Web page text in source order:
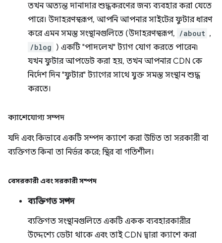
তখন অত্যন্ত দানাদার শুদ্ধকরণের জন্য ব্যবহার করা যেতে
পারে। উদাহরণস্বরূপ, আপনি আপনার সাইটের ফুটার ধারণ
করে এমন সমস্ত সংস্থানগুলিতে (উদাহরণস্বরূপ, /about ,
/blog ) একটি "পাদলেখ" ট্যাগ যোগ করতে পারেন৷
যখন ফুটার আপডেট করা হয়, তখন আপনার CDN কে
নির্দেশ দিন "ফুটার" ট্যাগের সাথে যুক্ত সমস্ত সংস্থান শুদ্ধ
করতে।
ক্যাশেযোগ্য সম্পদ
যদি এবং কিভাবে একটি সম্পদ ক্যাশে করা উচিত তা সরকারী বা
ব্যক্তিগত কিনা তা নির্ভর করে; স্থির বা গতিশীল।
বেসরকারী এবং সরকারী সম্পদ
ব্যক্তিগত সম্পদ
ব্যক্তিগত সংস্থানগুলিতে একটি একক ব্যবহারকারীর
উদ্দেশ্যে ডেটা থাকে এবং তাই CDN দ্বারা ক্যাশে করা